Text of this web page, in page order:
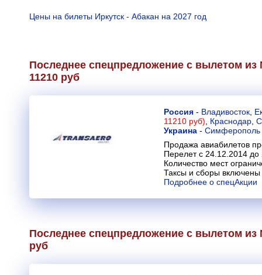
Цены на билеты Иркутск - Абакан на 2027 год
Последнее спецпредложение с вылетом из
11210 руб
Россия - Владивосток
11210 руб)
Краснодар
Украина - Симферополь
Продажа авиабилетов
Перелет с 24.12.2014 до
Количество мест
Таксы и сборы включены
Подробнее о спецАкции
Последнее спецпредложение с вылетом
руб